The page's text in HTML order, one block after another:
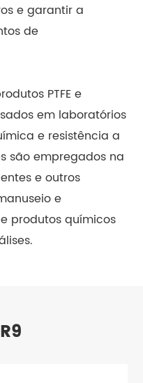
e garantir a
de
PTFE e
em laboratórios
e resistência a
são empregados na
e outros
e
produtos químicos